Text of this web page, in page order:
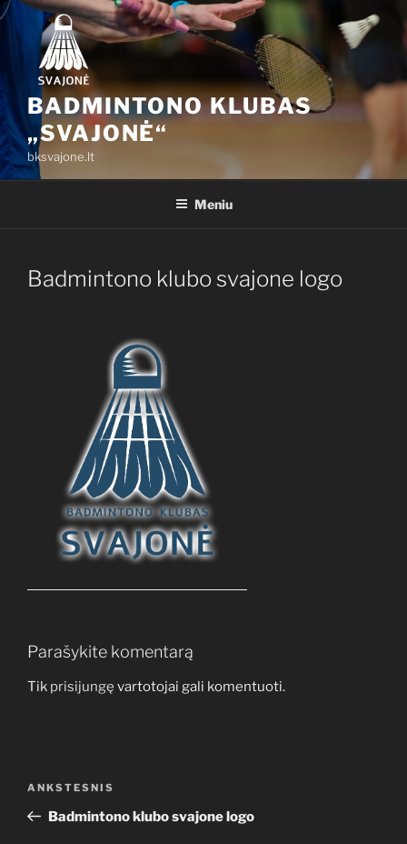
Eiti
prie
turinio
BADMINTONO KLUBAS
„SVAJONĖ“
bksvajone.lt
Meniu
Badmintono klubo svajone logo
Parašykite komentarą
Tik prisijungę vartotojai gali komentuoti.
įrašų
Ankstesnis
įrašas
ANKSTESNIS
Badmintono klubo svajone logo